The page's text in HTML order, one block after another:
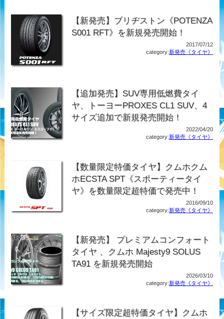
【新発売】ブリヂストン《POTENZA
S001 RFT》を新規発売開始！
2017/07/12
category:新発売《タイヤ》
【追加発売】SUV専用低燃費タイ
ヤ、トーヨーPROXES CL1 SUV、4
サイズ追加で新規発売開始！
2022/04/20
category:新発売《タイヤ》
【数量限定特価タイヤ】クムホクム
ホECSTA SPT《スポーティータイ
ヤ》を数量限定超特価で発売中！
2016/09/10
category:新発売《タイヤ》
【新発売】 プレミアムコンフォート
タイヤ 、クムホ Majesty9 SOLUS
TA91 を新規発売開始
2026/03/10
category:新発売《タイヤ》
【サイズ限定超特価タイヤ】クムホ